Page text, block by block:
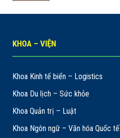
KHOA – VIỆN
Khoa Kinh tế biển – Logistics
Khoa Du lịch – Sức khỏe
Khoa Quản trị – Luật
Khoa Ngôn ngữ – Văn hóa Quốc tế